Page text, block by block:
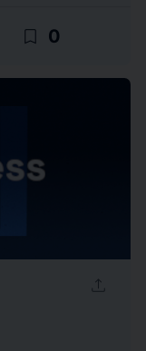
bookmark_border 0
upload